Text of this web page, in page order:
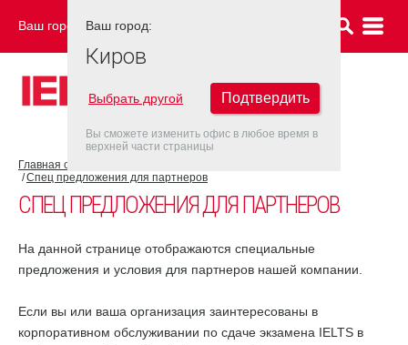
Ваш город: КИРОВ
Главная страница
Спец предложения для партнеров
СПЕЦ ПРЕДЛОЖЕНИЯ ДЛЯ ПАРТНЕРОВ
На данной странице отображаются специальные
предложения и условия для партнеров нашей компании.
Если вы или ваша организация заинтересованы в
корпоративном обслуживании по сдаче экзамена IELTS в
Ваш город:
Киров
Выбрать другой Подтвердить
Вы сможете изменить офис в любое время в
верхней части страницы